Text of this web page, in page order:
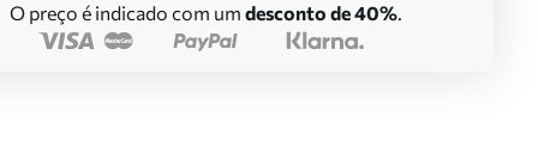
O preço é indicado com um desconto de 40%.